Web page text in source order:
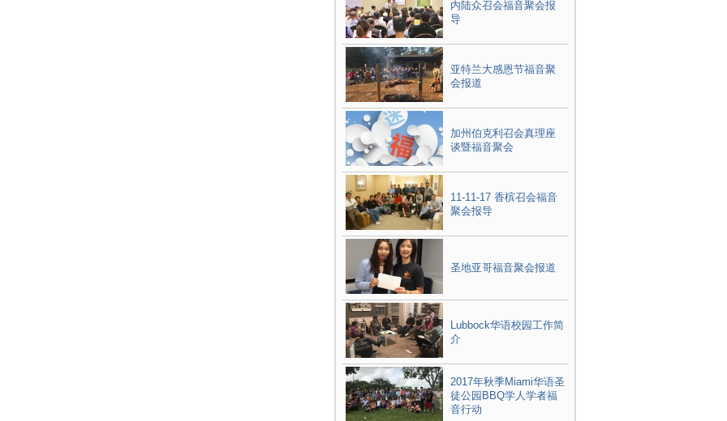
内陆众召会福音聚会报
导
亚特兰大感恩节福音聚
会报道
加州伯克利召会真理座
谈暨福音聚会
11-11-17 香槟召会福音
聚会报导
圣地亚哥福音聚会报道
Lubbock华语校园工作简
介
2017年秋季Miami华语圣
徒公园BBQ学人学者福
音行动